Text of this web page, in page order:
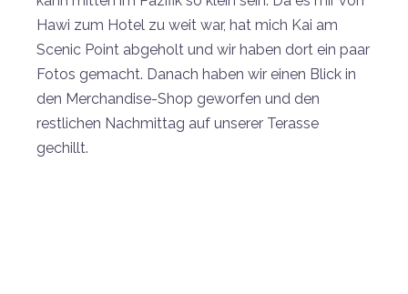
Hawi zum Hotel zu weit war, hat mich Kai am
Scenic Point abgeholt und wir haben dort ein paar
Fotos gemacht. Danach haben wir einen Blick in
den Merchandise-Shop geworfen und den
restlichen Nachmittag auf unserer Terasse
gechillt.